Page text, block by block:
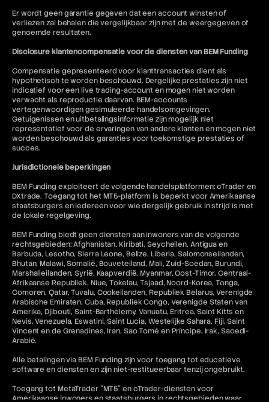
Er wordt geen garantie gegeven dat een account winsten of
verliezen zal behalen die vergelijkbaar zijn met de weergegeven of
genoemde resultaten.
Disclosure klantencompensatie voor de diensten van BEM Funding
Compensatie gepresenteerd voor klanttransacties dient als
hypothetisch te worden beschouwd. Dergelijke prestaties zijn niet
indicatief voor een live trading-account en mogen niet worden
verwacht als reproductie daarvan. BEM-accounts
vertegenwoordigen gesimuleerde handelsomgevingen.
Getuigenissen en uitbetalingsinformatie zijn mogelijk niet
representatief voor de ervaringen van andere klanten en mogen niet
worden beschouwd als garanties voor toekomstige prestaties of
succes.
Jurisdictionele beperkingen
BEM Funding exploiteert de volgende handelsplatformen: cTrader en
DXtrade. Toegang tot het MT5-platform is beperkt voor Amerikaanse
staatsburgers en iedereen voor wie dergelijk gebruik in strijd is met
de lokale regelgeving.
BEM Funding biedt geen diensten aan inwoners van de volgende
rechtsgebieden: Afghanistan, Kiribati, Seychellen, Antigua en
Barbuda, Lesotho, Sierra Leone, Belize, Liberia, Salomonseilanden,
Bhutan, Malawi, Somalië, Bouveteiland, Mali, Zuid-Soedan, Burundi,
Marshalleilanden, Syrië, Kaapverdië, Myanmar, Oost-Timor, Centraal-
Afrikaanse Republiek, Niue, Tokelau, Tsjaad, Noord-Korea, Tonga,
Comoren, Qatar, Tuvalu, Cookeilanden, Republiek Belarus, Verenigde
Arabische Emiraten, Cuba, Republiek Congo, Verenigde Staten van
Amerika, Djibouti, Saint-Barthélemy, Vanuatu, Eritrea, Saint Kitts en
Nevis, Venezuela, Eswatini, Saint Lucia, Westelijke Sahara, Fiji, Saint
Vincent en de Grenadines, Iran, Sao Tomé en Príncipe, Irak, Saoedi-
Arabië.
Alle betalingen via BEM Funding zijn voor toegang tot educatieve
software en diensten en zijn niet-restitueerbaar tenzij ongebruikt.
Toegang tot MetaTrader "MT5" en cTrader-diensten voor
Amerikaanse inwoners en staatsburgers in rechtsgebieden waar